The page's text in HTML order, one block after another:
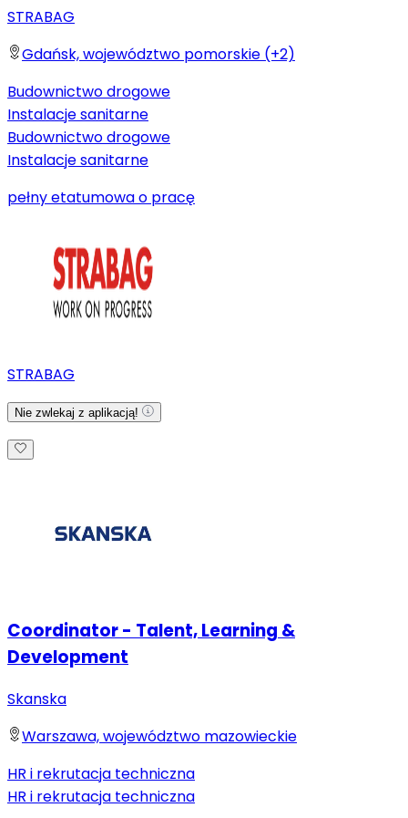
STRABAG
Gdańsk, województwo pomorskie (+2)
Budownictwo drogowe
Instalacje sanitarne
Budownictwo drogowe
Instalacje sanitarne
pełny etatumowa o pracę
STRABAG
Nie zwlekaj z aplikacją!
Coordinator - Talent, Learning &
Development
Skanska
Warszawa, województwo mazowieckie
HR i rekrutacja techniczna
HR i rekrutacja techniczna